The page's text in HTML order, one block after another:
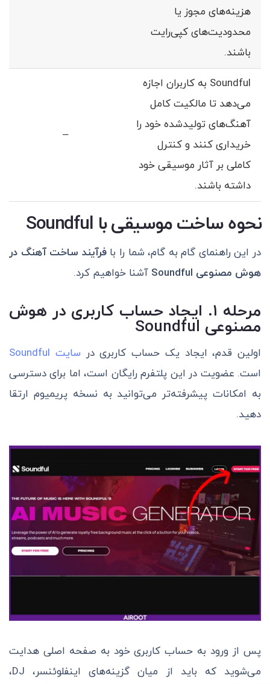
هزینه‌های مجوز یا
محدودیت‌های کپی‌رایت
باشند.
Soundful به کاربران اجازه
می‌دهد تا مالکیت کامل
آهنگ‌های تولید‌شده خود را
خریداری کنند و کنترل
کاملی بر آثار موسیقی خود
داشته باشند.
–
نحوه ساخت موسیقی با Soundful
در این راهنمای گام به گام، شما را بافرآیند ساخت آهنگ در
هوش مصنوعی Soundful آشنا خواهیم کرد.
مرحله ۱. ایجاد حساب کاربری در هوش
مصنوعی Soundful
اولین قدم، ایجاد یک حساب کاربری در سایت Soundful
است. عضویت در این پلتفرم رایگان است، اما برای دسترسی
به امکانات پیشرفته‌تر می‌توانید به نسخه پریمیوم ارتقا
دهید.
پس از ورود به حساب کاربری خود به صفحه اصلی هدایت
می‌شوید که باید از میان گزینه‌های اینفلوئنسر، DJ،